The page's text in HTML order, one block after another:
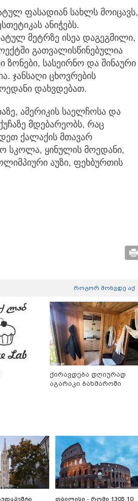
ფასადიან სახლს მოიცავს,
ანიჭებს.
მეტრზე ისეა დაგეგმილი,
გათვალისწინებულია
ზონები, სასეირნო და შინაური
ჯანსაღი ცხოვრების
დახვდებათ.
ამერიკის საელჩოსა და
მდებარეობს, რაც
ქალაქის მთავარ
სკოლა, ყინულის მოედანი,
აუზი, ფეხბურთის
როგორ მოხვდე აქ
ქირავდება დღიურად
აგარაკი ბახმაროში
თბილისი - რომი 1305.10